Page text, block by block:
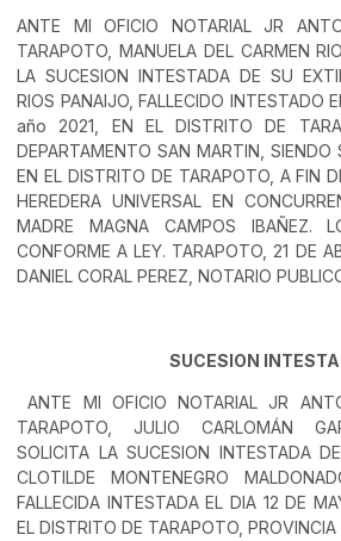
ANTE MI OFICIO NOTARIAL JR
TARAPOTO, MANUELA DEL CARMEN
LA SUCESION INTESTADA DE SU
RIOS PANAIJO, FALLECIDO
año 2021, EN EL DISTRITO DE
DEPARTAMENTO SAN MARTIN, SIENDO
EN EL DISTRITO DE TARAPOTO, A FIN
HEREDERA UNIVERSAL EN
MADRE MAGNA CAMPOS IBAÑEZ.
CONFORME A LEY. TARAPOTO, 21 DE
DANIEL CORAL PEREZ, NOTARIO
SUCESION
ANTE MI OFICIO NOTARIAL JR
TARAPOTO, JULIO CARLOMÁN
SOLICITA LA SUCESION INTESTADA
CLOTILDE MONTENEGRO
FALLECIDA INTESTADA EL DIA 12 DE
EL DISTRITO DE TARAPOTO,